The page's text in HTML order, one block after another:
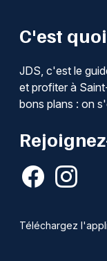
C'est quoi
JDS, c'est le
et profiter à
bons plans : on
Téléchargez